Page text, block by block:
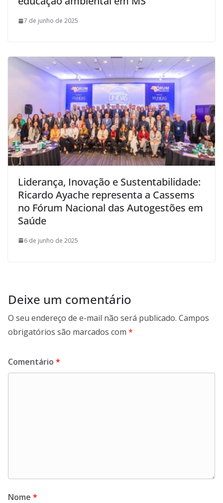
7 de junho de 2025
Liderança, Inovação e Sustentabilidade:
Ricardo Ayache representa a Cassems
no Fórum Nacional das Autogestões em
Saúde
6 de junho de 2025
Deixe um comentário
O seu endereço de e-mail não será publicado. Campos
obrigatórios são marcados com *
Comentário *
Nome *